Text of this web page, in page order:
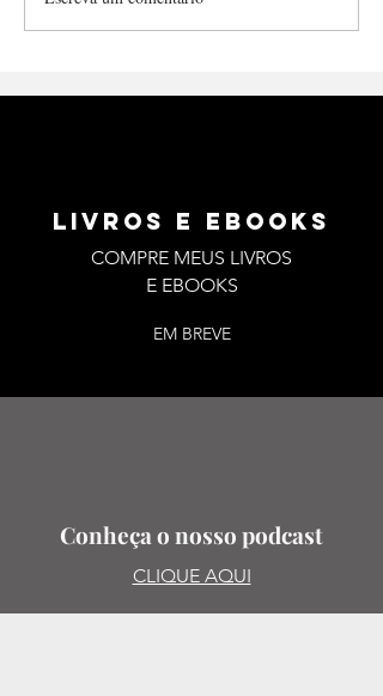
LIVROS E EBOOKS
COMPRE MEUS LIVROS
E EBOOKS
EM BREVE
Conheça o nosso podcast
CLIQUE AQUI